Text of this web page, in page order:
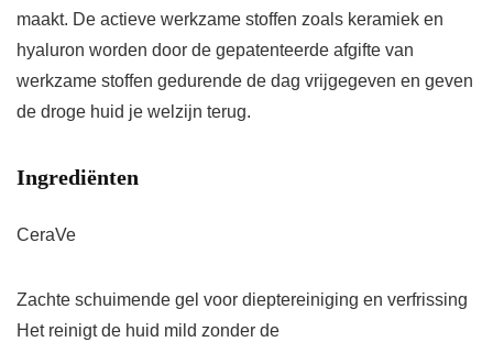
maakt. De actieve werkzame stoffen zoals keramiek en
hyaluron worden door de gepatenteerde afgifte van
werkzame stoffen gedurende de dag vrijgegeven en geven
de droge huid je welzijn terug.
Ingrediënten
CeraVe
Zachte schuimende gel voor dieptereiniging en verfrissing
Het reinigt de huid mild zonder de